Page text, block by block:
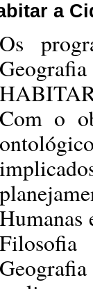
a
Os
Com o
Humanas